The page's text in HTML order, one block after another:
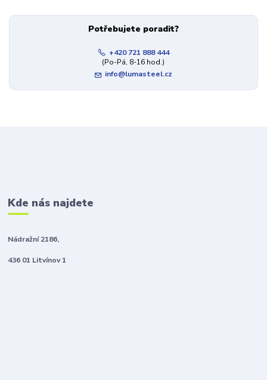
Potřebujete poradit?
+420 721 888 444
(Po-Pá, 8-16 hod.)
info@lumasteel.cz
Kde nás najdete
Nádražní 2186,
436 01 Litvínov 1